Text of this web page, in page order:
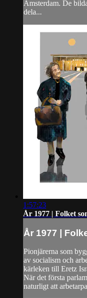
Amsterdam. De
dela...
1:57:23
År 1977 | Folket
År 1977 |
Pionjärerna som
av socialism och
kärleken till Eretz
När det första
naturligt att